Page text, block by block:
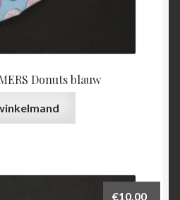
Donuts blauw
€10,00